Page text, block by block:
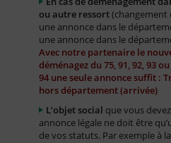
ou autre ressort(changement
une annonce dans le
une annonce dans le
Avec notre partenaire le
déménagez du 75, 91, 92, 93
94 une seule annonce suffit :
hors département (arrivée)
L’objet social que vous
annonce légale ne doit être
de vos statuts. Par exemple à